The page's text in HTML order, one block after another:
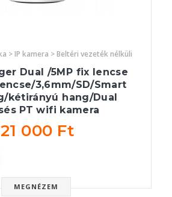
> IP kamera > Beltéri vezeték nélküli
Dual /5MP fix lencse
3,6mm/SD/Smart
kétirányú hang/Dual
PT wifi kamera
21 000 Ft
MEGNÉZEM